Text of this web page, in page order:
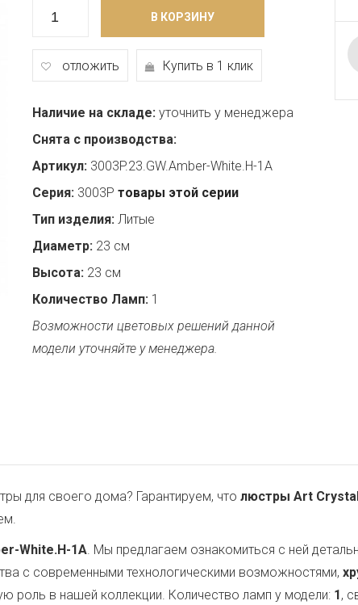
В КОРЗИНУ
отложить Купить в 1 клик
Наличие на складе: уточнить у менеджера
Снята с производства:
Артикул: 3003P.23.GW.Amber-White.H-1A
Серия: 3003P товары этой серии
Тип изделия: Литые
Диаметр: 23 см
Высота: 23 см
Количество Ламп: 1
Возможности цветовых решений данной
модели уточняйте у менеджера.
для своего дома? Гарантируем, что люстры Art
White.H-1A. Мы предлагаем ознакомиться с ней
с современными технологическими возможностями,
роль в нашей коллекции. Количество ламп у модели: 1,